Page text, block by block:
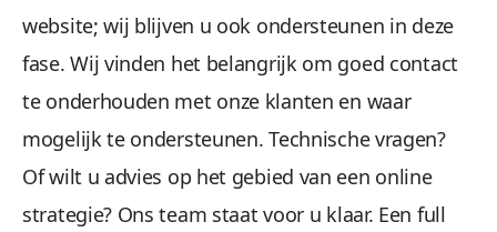
website; wij blijven u ook ondersteunen in deze
fase. Wij vinden het belangrijk om goed contact
te onderhouden met onze klanten en waar
mogelijk te ondersteunen. Technische vragen?
Of wilt u advies op het gebied van een online
strategie? Ons team staat voor u klaar. Een full